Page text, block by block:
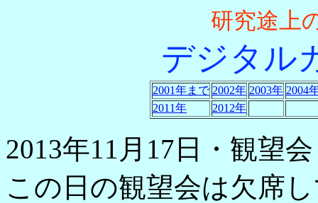
研究途上
デジタル
2001年まで 2002年 2003年 2004
2011年
2012年
2013年11月17日・観望
この日の観望会は欠席